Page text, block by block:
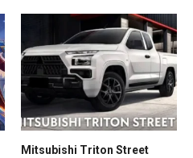
Mitsubishi Triton Street